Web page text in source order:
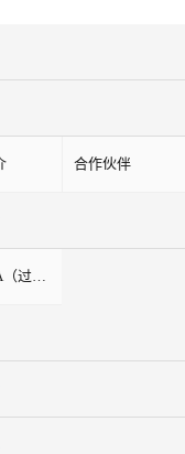
合作伙伴
HORIBA（过程&环境）